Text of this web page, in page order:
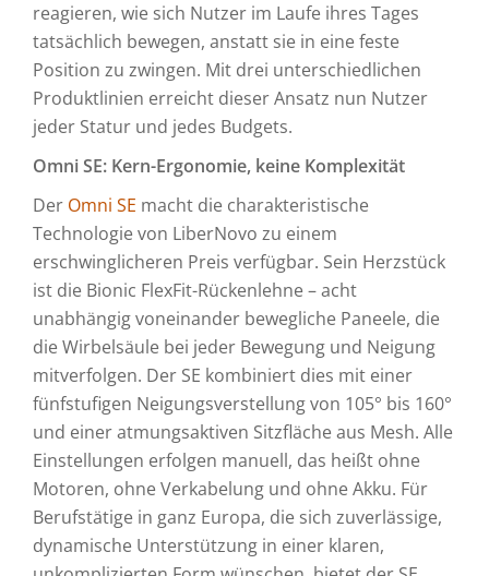
reagieren, wie sich Nutzer im Laufe ihres Tages
tatsächlich bewegen, anstatt sie in eine feste
Position zu zwingen. Mit drei unterschiedlichen
Produktlinien erreicht dieser Ansatz nun Nutzer
jeder Statur und jedes Budgets.
Omni SE: Kern-Ergonomie, keine Komplexität
Der Omni SE macht die charakteristische
Technologie von LiberNovo zu einem
erschwinglicheren Preis verfügbar. Sein Herzstück
ist die Bionic FlexFit-Rückenlehne – acht
unabhängig voneinander bewegliche Paneele, die
die Wirbelsäule bei jeder Bewegung und Neigung
mitverfolgen. Der SE kombiniert dies mit einer
fünfstufigen Neigungsverstellung von 105° bis 160°
und einer atmungsaktiven Sitzfläche aus Mesh. Alle
Einstellungen erfolgen manuell, das heißt ohne
Motoren, ohne Verkabelung und ohne Akku. Für
Berufstätige in ganz Europa, die sich zuverlässige,
dynamische Unterstützung in einer klaren,